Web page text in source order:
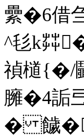
纍�6借
^毝k茻
禎檤{�/
臃�4詬
� 饖